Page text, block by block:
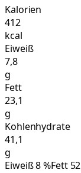
Kalorien
412
kcal
Eiweiß
7,8
g
Fett
23,1
g
Kohlenhydrate
41,1
g
Eiweiß8%Fett 52